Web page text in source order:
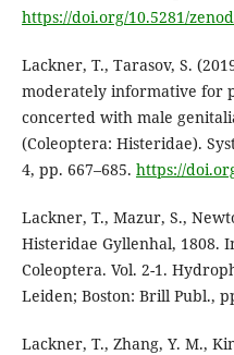
https://doi.org/10.5281/
Lackner, T., Tarasov, S.
moderately informative for
concerted with male
(Coleoptera: Histeridae).
4, pp. 667–685. https://
Lackner, T., Mazur, S.,
Histeridae Gyllenhal, 1808.
Coleoptera. Vol. 2-1.
Leiden; Boston: Brill Publ.,
Lackner, T., Zhang, Y. M.,